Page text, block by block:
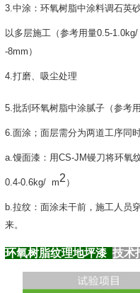
3.中涂：环氧树脂中涂料调石英
以多层施工（参考用量0.5-
-8mm）
4.打磨、吸尘处理
5.批刮环氧树脂中涂腻子 （参考
6.面涂；面层需分为两道工序同
a.馒面漆：用CS-JM镘刀将环氧
0.4-0.6kg/ m2 ）
b.拉纹：面涂未干前，施工人员
来。
环氧树脂纹理地坪漆技术